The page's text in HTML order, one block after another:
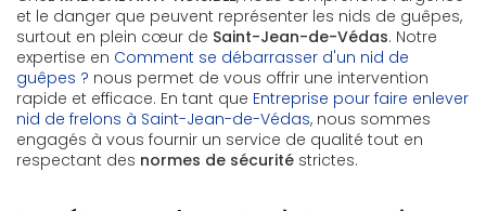
et le danger que peuvent représenter les nids de guêpes,
surtout en plein cœur de Saint-Jean-de-Védas. Notre
expertise en Comment se débarrasser d'un nid de
guêpes ? nous permet de vous offrir une intervention
rapide et efficace. En tant que Entreprise pour faire enlever
nid de frelons à Saint-Jean-de-Védas, nous sommes
engagés à vous fournir un service de qualité tout en
respectant des normes de sécurité strictes.